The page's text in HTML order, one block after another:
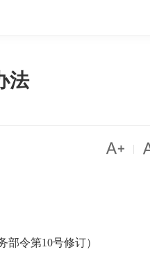
法

部令第10号修订）